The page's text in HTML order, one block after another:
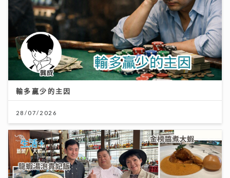
輸多贏少的主因
28/07/2026